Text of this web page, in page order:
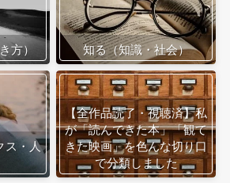
方） 知る（知識・社会）
ス・人
【全作品読了・視聴済】私
が「読んできた本」「観て
きた映画」を色んな切り口
で分類しました